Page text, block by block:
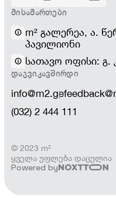
ᲛᲘᲡᲐᲛᲐᲠᲗᲔᲑᲘ
m² გალერეა, ა.
პავილიონი
სათავო ოფისი: გ.
ᲓᲐᲒᲕᲘᲙᲐᲕᲨᲘᲠᲓᲘ
info@m2.ge
(032) 2 444 111
© 2023 m²
ყველა უფლება დაცულია
Powered by